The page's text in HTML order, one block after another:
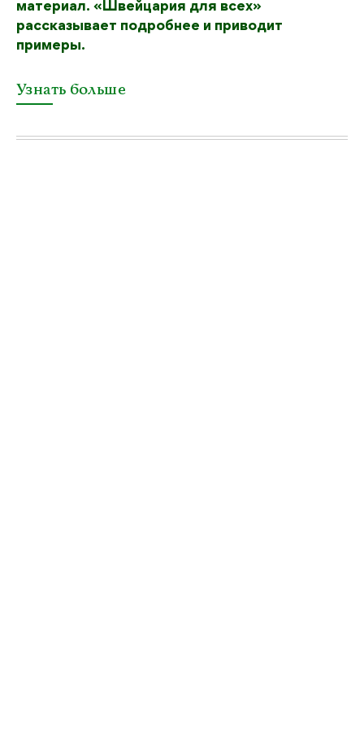
материал. «Швейцария для всех»
рассказывает подробнее и приводит
примеры.
Узнать больше